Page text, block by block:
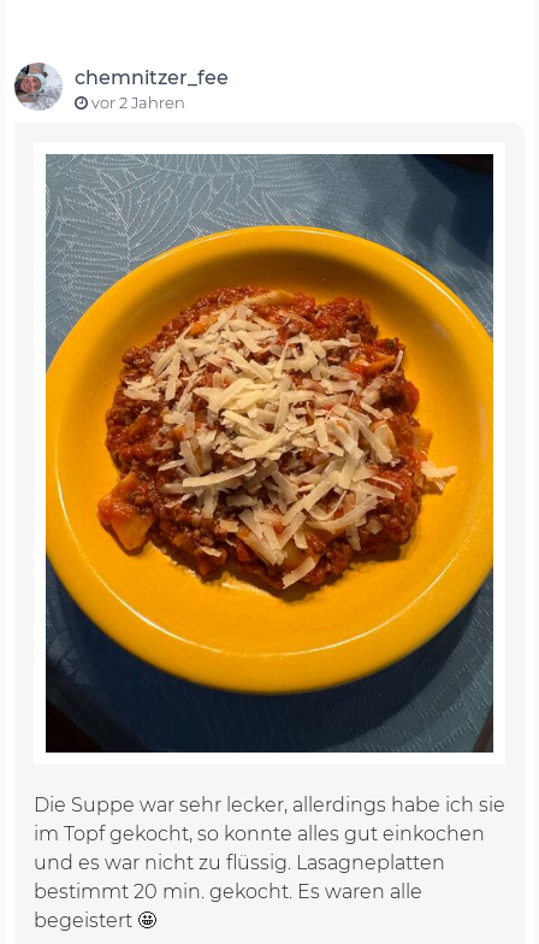
chemnitzer_fee
vor 2 Jahren
Die Suppe war sehr lecker, allerdings habe ich sie
im Topf gekocht, so konnte alles gut einkochen
und es war nicht zu flüssig. Lasagneplatten
bestimmt 20 min. gekocht. Es waren alle
begeistert 🤩